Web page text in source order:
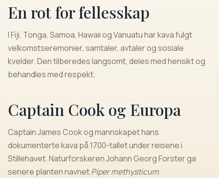
En rot for fellesskap
I Fiji, Tonga, Samoa, Hawaii og Vanuatu har kava fulgt
velkomstseremonier, samtaler, avtaler og sosiale
kvelder. Den tilberedes langsomt, deles med hensikt og
behandles med respekt.
Captain Cook og Europa
Captain James Cook og mannskapet hans
dokumenterte kava på 1700-tallet under reisene i
Stillehavet. Naturforskeren Johann Georg Forster ga
senere planten navnetPiper methysticum.